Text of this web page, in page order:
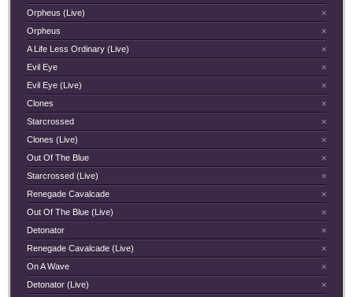
×
Orpheus (Live)
×
Orpheus
×
A Life Less Ordinary (Live)
×
Evil Eye
×
Evil Eye (Live)
×
Clones
×
Starcrossed
×
Clones (Live)
×
Out Of The Blue
×
Starcrossed (Live)
×
Renegade Cavalcade
×
Out Of The Blue (Live)
×
Detonator
×
Renegade Cavalcade (Live)
×
On A Wave
×
Detonator (Live)